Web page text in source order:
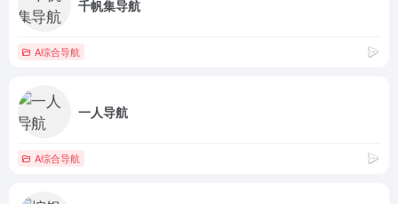
千帆集导航
A综合导航
一人导航
A综合导航